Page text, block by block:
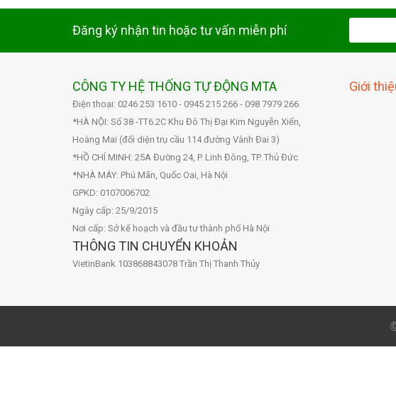
Đăng ký nhận tin hoặc tư vấn miễn phí
CÔNG TY HỆ THỐNG TỰ ĐỘNG MTA
Điện thoại: 0246 253 1610 - 0945 215 266 - 098 7979 266
*HÀ NỘI: Số 38 -TT6.2C Khu Đô Thị Đại Kim Nguyễn Xiển,
Hoàng Mai (đối diện trụ cầu 114 đường Vành Đai 3)
*HỒ CHÍ MINH: 25A Đường 24, P. Linh Đông, TP. Thủ Đức
*NHÀ MÁY: Phú Mãn, Quốc Oai, Hà Nội
GPKD: 0107006702
Ngày cấp: 25/9/2015
Nơi cấp: Sở kế hoạch và đầu tư thành phố Hà Nội
THÔNG TIN CHUYỂN KHOẢN
VietinBank 103868843078 Trần Thị Thanh Thủy
Giới